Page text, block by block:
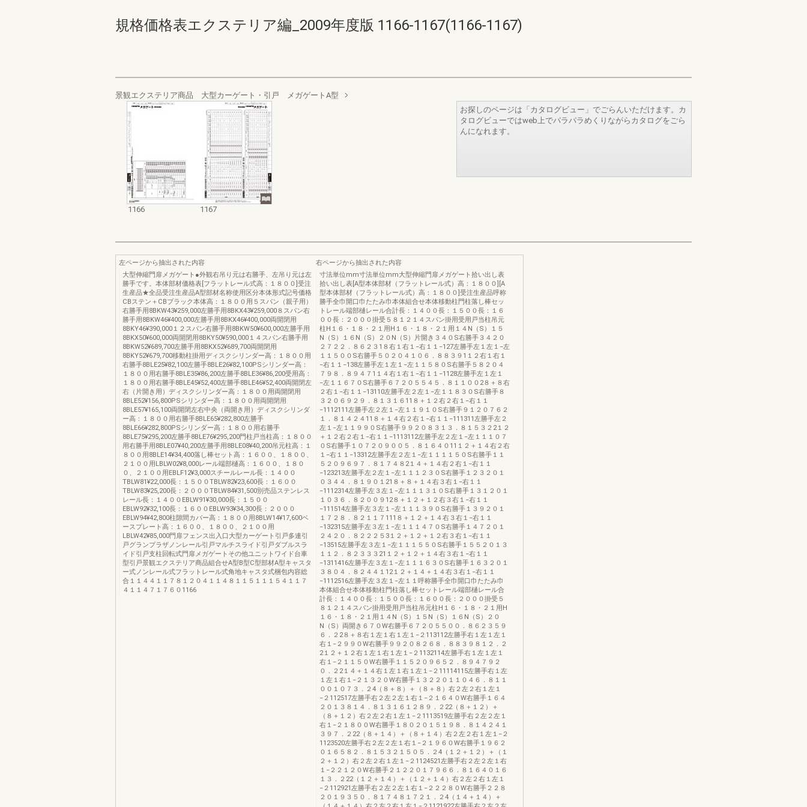
規格価格表エクステリア編_2009年度版 1166-1167(1166-1167)
景観エクステリア商品 大型カーゲート・引戸 メガゲートA型
1166 1167
お探しのページは「カタログビュー」でごらんいただけます。カ
タログビューではweb上でパラパラめくりながらカタログをごら
んになれます。
左ページから抽出された内容
大型伸縮門扉メガゲート●外観右吊り元は右勝手、左吊り元は左
勝手です。本体部材価格表[フラットレール式高：１８００]受注
生産品★全品受注生産品A型部材名称使用区分本体形式記号価格
CBステン＋CBブラック本体高：１８００用５スパン（親子用）
右勝手用8BKW43¥259,000左勝手用8BKX43¥259,000８スパン右
勝手用8BKW46¥400,000左勝手用8BKX46¥400,000両開閉用
8BKY46¥390,000１２スパン右勝手用8BKW50¥600,000左勝手用
8BKX50¥600,000両開閉用8BKY50¥590,000１４スパン右勝手用
8BKW52¥689,700左勝手用8BKX52¥689,700両開閉用
8BKY52¥679,700移動柱掛用ディスクシリンダー高：１８００用
右勝手8BLE25¥82,100左勝手8BLE26¥82,100PSシリンダー高：
１８００用右勝手8BLE35¥86,200左勝手8BLE36¥86,200受用高：
１８００用右勝手8BLE45¥52,400左勝手8BLE46¥52,400両開閉左
右（片開き用）ディスクシリンダー高：１８００用両開閉用
8BLE52¥156,800PSシリンダー高：１８００用両開閉用
8BLE57¥165,100両開閉左右中央（両開き用）ディスクシリンダ
ー高：１８００用右勝手8BLE65¥282,800左勝手
8BLE66¥282,800PSシリンダー高：１８００用右勝手
8BLE75¥295,200左勝手8BLE76¥295,200門柱戸当柱高：１８００
用右勝手用8BLE07¥40,200左勝手用8BLE08¥40,200吊元柱高：１
８００用8BLE14¥34,400落し棒セット高：１６００、１８００、
２１００用LBLW02¥8,000レール端部樋高：１６００、１８０
０、２１００用EBLF12¥3,000スチールレール長：１４００
TBLW81¥22,000長：１５００TBLW82¥23,600長：１６００
TBLW83¥25,200長：２０００TBLW84¥31,500別売品ステンレス
レール長：１４００EBLW91¥30,000長：１５００
EBLW92¥32,100長：１６００EBLW93¥34,300長：２０００
EBLW94¥42,800柱隙間カバー高：１８００用8BLW14¥17,600ベ
ースプレート高：１６００、１８００、２１００用
LBLW42¥85,000門扉フェンス出入口大型カーゲート引戸多連引
戸グランプラザノンレール引戸マルチスライド引戸ダブルスラ
イド引戸支柱回転式門扉メガゲートその他ユニットワイド台車
型引戸景観エクステリア商品組合せA型B型C型部材A型キャスタ
ー式ノンレール式フラットレール式角地キャスタ式梱包内容総
合１１４４１１７８１２０４１１４８１１５１１１５４１１７
４１１４７１７６０1166
右ページから抽出された内容
寸法単位mm寸法単位mm大型伸縮門扉メガゲート拾い出し表
拾い出し表[A型本体部材（フラットレール式）高：１８００][A
型本体部材（フラットレール式）高：１８００]受注生産品呼称
勝手全巾開口巾たたみ巾本体組合せ本体移動柱門柱落し棒セッ
トレール端部樋レール合計長：１４００長：１５００長：１６
００長：２０００掛受５８１２１４スパン掛用受用戸当柱吊元
柱H１６・１８・２１用H１６・１８・２１用１４N（S）１５
N（S）１６N（S）２０N（S）片開き３４０S右勝手３４２０
２７２２．８６２３1８右１右１−右１１−127左勝手左１左１−左
１１５００S右勝手５０２０４１０６．８８３９1１２右１右１
−右１１−138左勝手左１左１−左１１５８０S右勝手５８２０４
７９８．８９４７1１４右１右１−右１１−1128左勝手左１左１
−左１１６７０S右勝手６７２０５５４５．８１１００2８＋８右
２右１−右１１−13110左勝手左２左１−左１１８３０S右勝手８
３２０６９２９．８１３１６11８＋１２右２右１−右１１
−1112111左勝手左２左１−左１１９１０S右勝手９１２０７６２
１．８１４２４11８＋１４右２右１−右１１−111311左勝手左２
左１−左１１９９０S右勝手９９２０８３１３．８１５３２2１２
＋１２右２右１−右１１−1113112左勝手左２左１−左１１１０７
０S右勝手１０７２０９００５．８１６４０11１２＋１４右２右
１−右１１−13312左勝手左２左１−左１１１１５０S右勝手１１
５２０９６９７．８１７４８2１４＋１４右２右１−右１１
−123213左勝手左２左１−左１１１２３０S右勝手１２３２０１
０３４４．８１９０１21８＋８＋１４右３右１−右１１
−1112314左勝手左３左１−左１１１３１０S右勝手１３１２０１
１０３６．８２００９12８＋１２＋１２右３右１−右１１
−111514左勝手左３左１−左１１１３９０S右勝手１３９２０１
１７２８．８２１１７111８＋１２＋１４右３右１−右１１
−132315左勝手左３左１−左１１１４７０S右勝手１４７２０１
２４２０．８２２２５3１２＋１２＋１２右３右１−右１１
−13515左勝手左３左１−左１１１５５０S右勝手１５５２０１３
１１２．８２３３３21１２＋１２＋１４右３右１−右１１
−1311416左勝手左３左１−左１１１６３０S右勝手１６３２０１
３８０４．８２４４１12１２＋１４＋１４右３右１−右１１
−1112516左勝手左３左１−左１１呼称勝手全巾開口巾たたみ巾
本体組合せ本体移動柱門柱落し棒セットレール端部樋レール合
計長：１４００長：１５００長：１６００長：２０００掛受５
８１２１４スパン掛用受用戸当柱吊元柱H１６・１８・２１用H
１６・１８・２１用１４N（S）１５N（S）１６N（S）２０
N（S）両開き６７０W右勝手６７２０５５００．８６２３５９
６．２2８＋８右１左１右１左１−２113112左勝手右１左１左１
右１−２９９０W右勝手９９２０８２６８．８８３９８１２．２
2１２＋１２右１左１右１左１−２1132114左勝手右１左１左１
右１−２１１５０W右勝手１１５２０９６５２．８９４７９２
０．２2１４＋１４右１左１右１左１−２11114115左勝手右１左
１左１右１−２１３２０W右勝手１３２２０１１０４６．８１１
００１０７３．２4（８＋８）＋（８＋８）右２左２右１左１
−２112517左勝手右２左２左１右１−２１６４０W右勝手１６４
２０１３８１４．８１３１６１２８９．２22（８＋１２）＋
（８＋１２）右２左２右１左１−２1113519左勝手右２左２左１
右１−２１８００W右勝手１８０２０１５１９８．８１４２４１
３９７．２22（８＋１４）＋（８＋１４）右２左２右１左１−２
1123520左勝手右２左２左１右１−２１９６０W右勝手１９６２
０１６５８２．８１５３２１５０５．２4（１２＋１２）＋（１
２＋１２）右２左２右１左１−２1124521左勝手右２左２左１右
１−２２１２０W右勝手２１２２０１７９６６．８１６４０１６
１３．２22（１２＋１４）＋（１２＋１４）右２左２右１左１
−２112921左勝手右２左２左１右１−２２２８０W右勝手２２８
２０１９３５０．８１７４８１７２１．２4（１４＋１４）＋